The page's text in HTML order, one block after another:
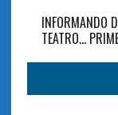
INFORMANDO
TEATRO...